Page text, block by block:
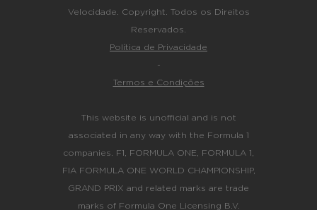
Velocidade. Copyright. Todos os Direitos
Reservados.
Política de Privacidade
-
Termos e Condições
This website is unofficial and is not
associated in any way with the Formula 1
companies. F1, FORMULA ONE, FORMULA 1,
FIA FORMULA ONE WORLD CHAMPIONSHIP,
GRAND PRIX and related marks are trade
marks of Formula One Licensing B.V.